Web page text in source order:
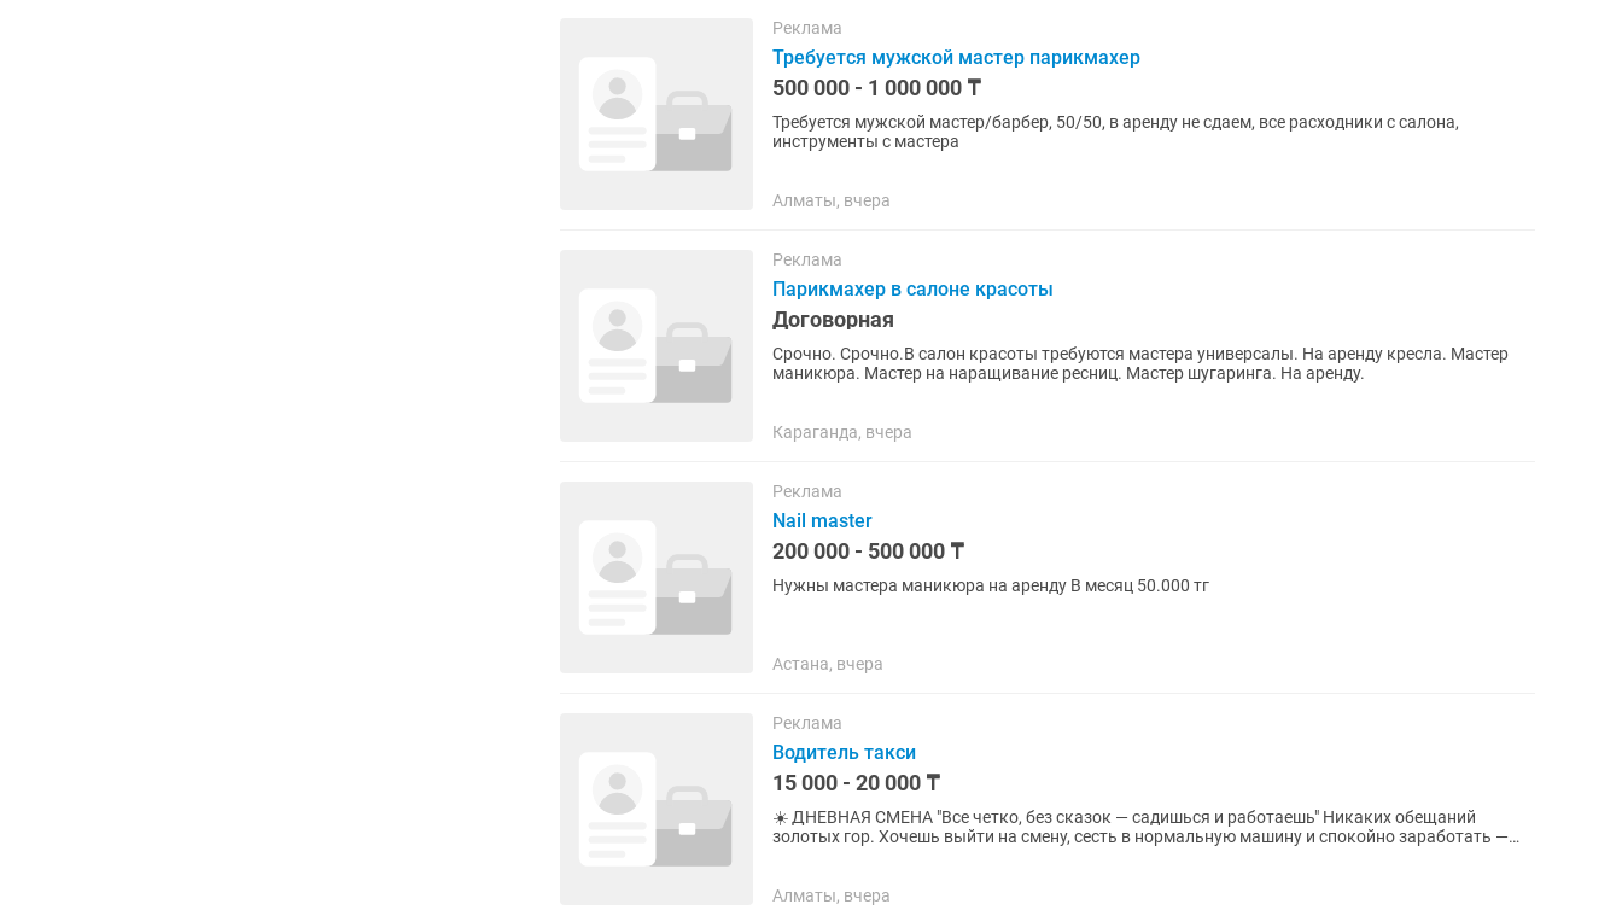
Реклама
Требуется мужской мастер парикмахер
500 000 - 1 000 000 ₸
Требуется мужской мастер/барбер, 50/50, в аренду не сдаем, все расходники с салона,
инструменты с мастера
Алматы, вчера
Реклама
Парикмахер в салоне красоты
Договорная
Срочно. Срочно.В салон красоты требуются мастера универсалы. На аренду кресла. Мастер
маникюра. Мастер на наращивание ресниц. Мастер шугаринга. На аренду.
Караганда, вчера
Реклама
Nail master
200 000 - 500 000 ₸
Нужны мастера маникюра на аренду В месяц 50.000 тг
Астана, вчера
Реклама
Водитель такси
15 000 - 20 000 ₸
☀️ ДНЕВНАЯ СМЕНА "Все четко, без сказок — садишься и работаешь" Никаких обещаний
золотых гор. Хочешь выйти на смену, сесть в нормальную машину и спокойно заработать —
Алматы, вчера